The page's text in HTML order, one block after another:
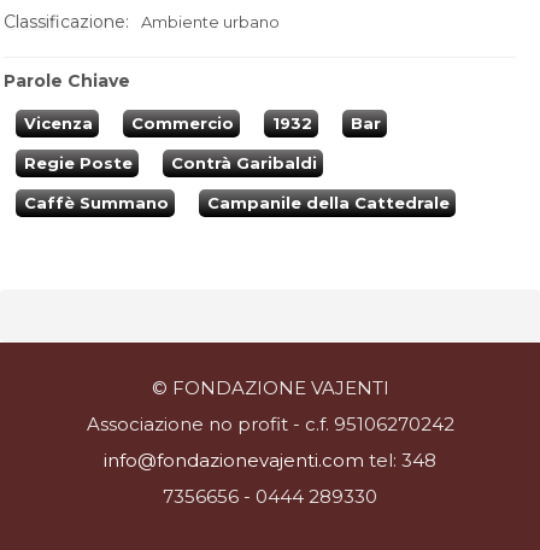
Parole Chiave
Vicenza Commercio 1932 Bar
Regie Poste Contrà Garibaldi
Caffè Summano Campanile della Cattedrale
Classificazione: Ambiente urbano
© FONDAZIONE VAJENTI
Associazione no profit - c.f. 95106270242
info@fondazionevajenti.com tel: 348
7356656 - 0444 289330